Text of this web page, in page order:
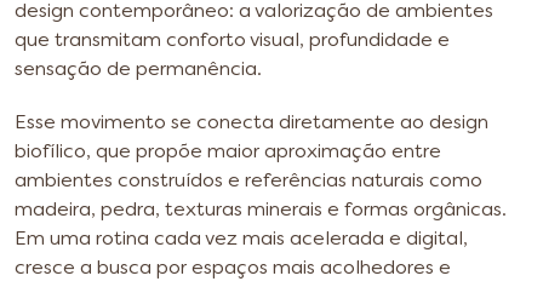
design contemporâneo: a valorização de ambientes
que transmitam conforto visual, profundidade e
sensação de permanência.
Esse movimento se conecta diretamente ao design
biofílico, que propõe maior aproximação entre
ambientes construídos e referências naturais como
madeira, pedra, texturas minerais e formas orgânicas.
Em uma rotina cada vez mais acelerada e digital,
cresce a busca por espaços mais acolhedores e